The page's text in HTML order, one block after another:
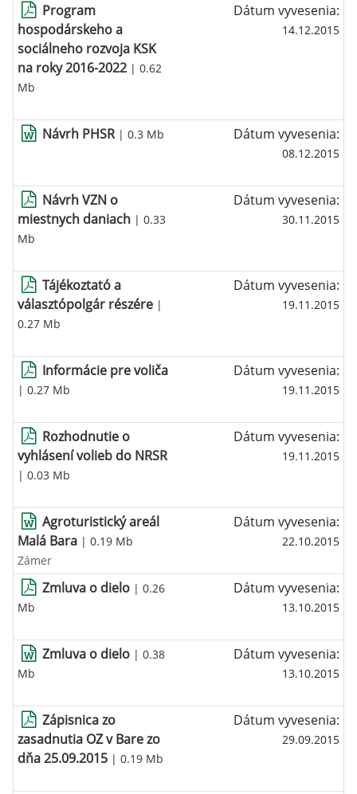
Program
hospodárskeho a
sociálneho rozvoja KSK
na roky 2016-2022 | 0.62
Mb
Dátum vyvesenia:
14.12.2015
Návrh PHSR| 0.3 Mb Dátum vyvesenia:
08.12.2015
Návrh VZN o
miestnych daniach | 0.33
Mb
Dátum vyvesenia:
30.11.2015
Tájékoztató a
választópolgár részére |
0.27 Mb
Dátum vyvesenia:
19.11.2015
Informácie pre voliča
| 0.27 Mb
Dátum vyvesenia:
19.11.2015
Rozhodnutie o
vyhlásení volieb do NRSR
| 0.03 Mb
Dátum vyvesenia:
19.11.2015
Agroturistický areál
Malá Bara | 0.19 Mb
Dátum vyvesenia:
22.10.2015
Zámer
Zmluva o dielo | 0.26
Mb
Dátum vyvesenia:
13.10.2015
Zmluva o dielo | 0.38
Mb
Dátum vyvesenia:
13.10.2015
Zápisnica zo
zasadnutia OZ v Bare zo
dňa 25.09.2015 | 0.19 Mb
Dátum vyvesenia:
29.09.2015